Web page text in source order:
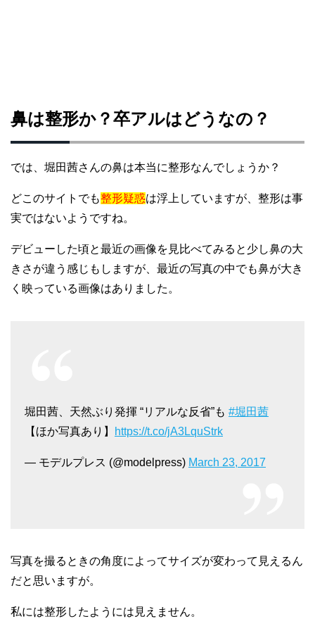
鼻は整形か？卒アルはどうなの？
では、堀田茜さんの鼻は本当に整形なんでしょうか？
どこのサイトでも整形疑惑は浮上していますが、整形は事
実ではないようですね。
デビューした頃と最近の画像を見比べてみると少し鼻の大
きさが違う感じもしますが、最近の写真の中でも鼻が大き
く映っている画像はありました。
堀田茜、天然ぶり発揮 “リアルな反省”も #堀田茜
【ほか写真あり】
https://t.co/jA3LquStrk
— モデルプレス (@modelpress) March 23, 2017
写真を撮るときの角度によってサイズが変わって見えるん
だと思いますが。
私には整形したようには見えません。